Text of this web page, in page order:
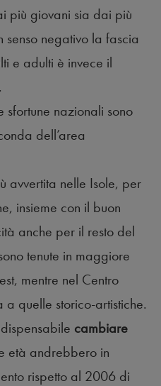
più giovani sia dai più
negativo la fascia
e adulti è invece il
nazionali sono
dell’area
avvertita nelle Isole, per
insieme con il buon
anche per il resto del
tenute in maggiore
mentre nel Centro
quelle storico-artistiche.
cambiare
età andrebbero in
rispetto al 2006 di